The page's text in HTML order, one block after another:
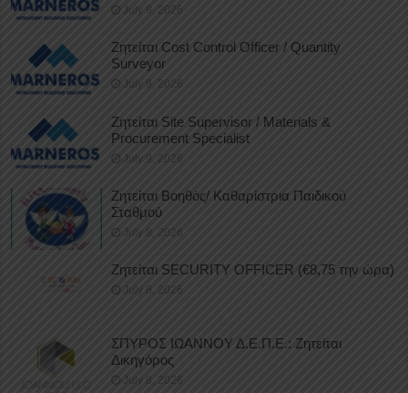
July 9, 2026
Ζητείται Cost Control Officer / Quantity
Surveyor
July 9, 2026
Ζητείται Site Supervisor / Materials &
Procurement Specialist
July 9, 2026
Ζητείται Βοηθός/ Καθαρίστρια Παιδικού
Σταθμού
July 8, 2026
Ζητείται SECURITY OFFICER (€8,75 την ώρα)
July 8, 2026
ΣΠΥΡΟΣ ΙΩΑΝΝΟΥ Δ.Ε.Π.Ε.: Ζητείται
Δικηγόρος
July 8, 2026